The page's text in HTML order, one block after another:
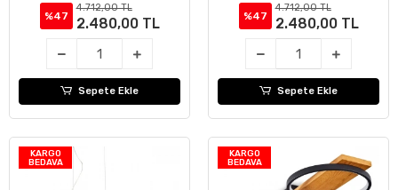
%47
4.712,00 TL
2.480,00 TL
Sepete Ekle
%47
4.712,00 TL
2.480,00 TL
Sepete Ekle
KARGO
BEDAVA
KARGO
BEDAVA